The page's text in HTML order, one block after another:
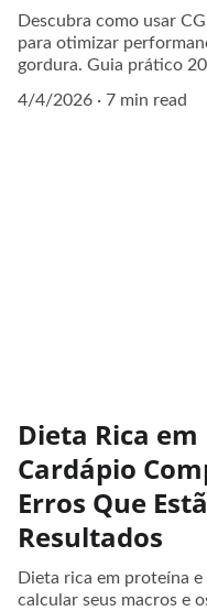
Descubra como usar
para otimizar
gordura. Guia prático
4/4/2026
7 min read
Dieta Rica
Cardápio
Erros Que
Resultados
Dieta rica em proteína
calcular seus macros e